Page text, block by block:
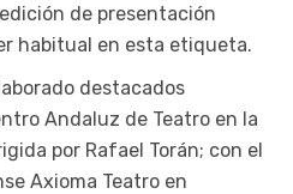
de presentación
habitual en esta etiqueta.
destacados
Andaluz de Teatro en la
por Rafael Torán; con el
Axioma Teatro en